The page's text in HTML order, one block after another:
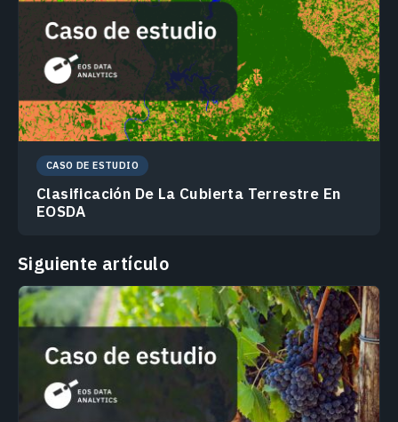
CASO DE ESTUDIO
Clasificación De La Cubierta Terrestre En
EOSDA
Siguiente artículo